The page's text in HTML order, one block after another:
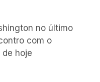
no último
com o
hoje